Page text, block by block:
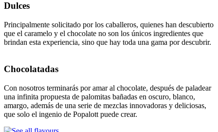
Dulces
Principalmente solicitado por los caballeros, quienes han descubierto
que el caramelo y el chocolate no son los únicos ingredientes que
brindan esta experiencia, sino que hay toda una gama por descubrir.
Chocolatadas
Con nosotros terminarás por amar al chocolate, después de paladear
una infinita propuesta de palomitas bañadas en oscuro, blanco,
amargo, además de una serie de mezclas innovadoras y deliciosas,
que solo el ingenio de Popalott puede crear.